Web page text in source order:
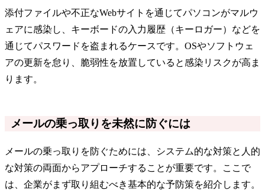
添付ファイルや不正なWebサイトを通じてパソコンがマルウ
ェアに感染し、キーボードの入力履歴（キーロガー）などを
通じてパスワードを盗まれるケースです。OSやソフトウェ
アの更新を怠り、脆弱性を放置していると感染リスクが高ま
ります。
メールの乗っ取りを未然に防ぐには
メールの乗っ取りを防ぐためには、システム的な対策と人的
な対策の両面からアプローチすることが重要です。ここで
は、企業がまず取り組むべき基本的な予防策を紹介します。